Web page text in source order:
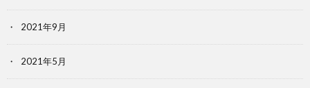
2021年9月
2021年5月